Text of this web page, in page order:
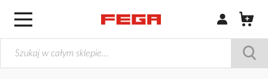
Zaloguj się /